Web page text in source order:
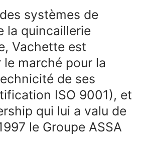
systèmes de
la quincaillerie
Vachette est
le marché pour la
de ses
ISO 9001), et
qui lui a valu de
le Groupe ASSA